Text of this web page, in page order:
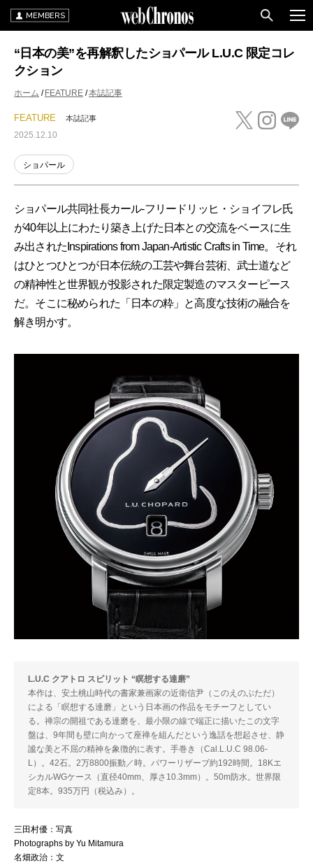
MEMBERS
“日本の美”を再解釈したショパール L.U.C 限定コレ
クション
ホーム FEATURE 本誌記事
FEATURE 本誌記事
2025.12.10
ショパール
ショパール共同社長カール-フリードリッヒ・ショイフレ氏
が40年以上にわたり築き上げた日本との交流をベースに生
み出されたInspirations from Japan-Artistic Crafts in Time。それ
はひとつひとつが日本伝統の工芸や舞台芸術、武士道など
の精神性と世界観が投影された限定製造のマスターピース
だ。そこに秘められた「日本の粋」と高度な技術の融合を
解き明かす。
L.U.C クアトロ スピリット “瞑想する達磨”
本作は、安土桃山時代の書家兼画家の近衛信尹（このえのぶただ）
による「瞑想する達磨」という日本画の作品をモチーフとしてい
る。禅宗の開祖である達磨を、最小限の線で端正に描いたこの文字
盤は、9年間も壁に向かって座禅を組んだという逸話を想起させ、静
謐な美と不屈の精神を象徴的に表す。手巻き（Cal.L.U.C 98.06-
L）。42石。2万8800振動／時。パワーリザーブ約192時間。18Kエ
シカルWGケース（直径40mm、厚さ10.3mm）。50m防水。世界限
定8本。935万円（税込み）。
三田村優：写真
Photographs by Yu Mitamura
名畑政治：文